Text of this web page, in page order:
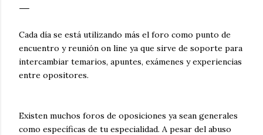
Cada día se está utilizando más el foro como punto de
encuentro y reunión on line ya que sirve de soporte para
intercambiar temarios, apuntes, exámenes y experiencias
entre opositores.
Existen muchos foros de oposiciones ya sean generales
como específicas de tu especialidad. A pesar del abuso